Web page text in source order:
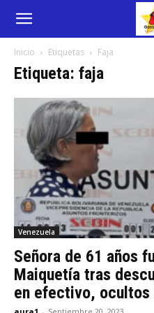
Inicio Etiquetas Faja
Etiqueta: faja
Venezuela
Señora de 61 años
Maiquetía tras
en efectivo, ocultos